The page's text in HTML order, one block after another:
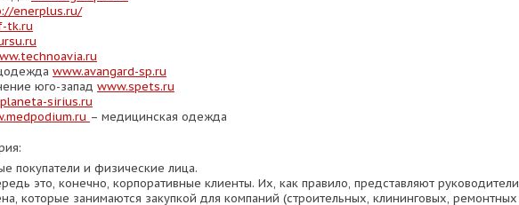
enerplus.ru/
tk.ru
www.avangard-sp.ru
юго-запад www.spets.ru
sirius.ru
– медицинская одежда
покупатели и физические лица.
это, конечно, корпоративные клиенты. Их, как правило, представляют руководители
которые занимаются закупкой для компаний (строительных, клининговых, ремонтных